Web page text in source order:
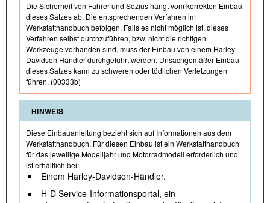
Die Sicherheit von Fahrer und Sozius hängt vom korrekten Einbau
dieses Satzes ab. Die entsprechenden Verfahren im
Werkstatthandbuch befolgen. Falls es nicht möglich ist, dieses
Verfahren selbst durchzuführen, bzw. nicht die richtigen
Werkzeuge vorhanden sind, muss der Einbau von einem Harley-
Davidson Händler durchgeführt werden. Unsachgemäßer Einbau
dieses Satzes kann zu schweren oder tödlichen Verletzungen
führen. (00333b)
HINWEIS
Diese Einbauanleitung bezieht sich auf Informationen aus dem
Werkstatthandbuch. Für diesen Einbau ist ein Werkstatthandbuch
für das jeweilige Modelljahr und Motorradmodell erforderlich und
ist erhältlich bei:
Einem Harley-Davidson-Händler.
H-D Service-Informationsportal, ein